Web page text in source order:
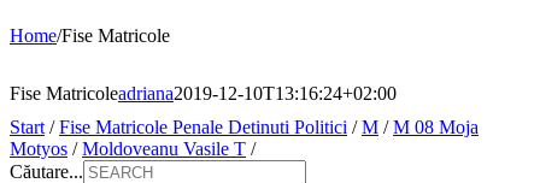
Home/Fise Matricole
Fise Matricoleadriana2019-12-10T13:16:24+02:00
Start /Fise Matricole Penale Detinuti Politici /M /M 08 Moja
Motyos /Moldoveanu Vasile T /
Căutare...